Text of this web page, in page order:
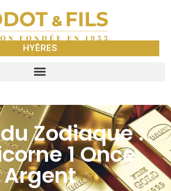
HYÈRES
Zodiaque :
1 Once
Argent